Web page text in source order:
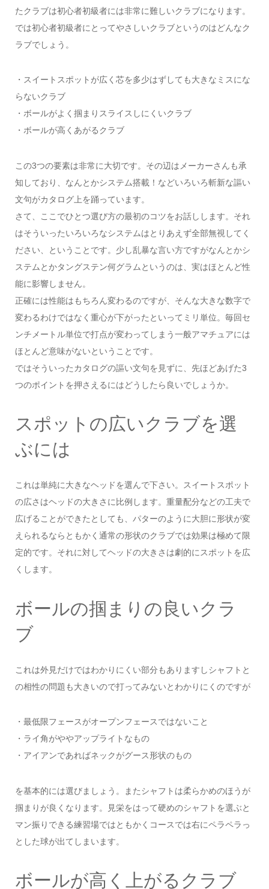
たクラブは初心者初級者には非常に難しいクラブになります。
では初心者初級者にとってやさしいクラブというのはどんなク
ラブでしょう。
・スイートスポットが広く芯を多少はずしても大きなミスにな
らないクラブ
・ボールがよく掴まりスライスしにくいクラブ
・ボールが高くあがるクラブ
この3つの要素は非常に大切です。その辺はメーカーさんも承
知しており、なんとかシステム搭載！などいろいろ斬新な謳い
文句がカタログ上を踊っています。
さて、ここでひとつ選び方の最初のコツをお話しします。それ
はそういったいろいろなシステムはとりあえず全部無視してく
ださい、ということです。少し乱暴な言い方ですがなんとかシ
ステムとかタングステン何グラムというのは、実はほとんど性
能に影響しません。
正確には性能はもちろん変わるのですが、そんな大きな数字で
変わるわけではなく重心が下がったといってミリ単位。毎回セ
ンチメートル単位で打点が変わってしまう一般アマチュアには
ほとんど意味がないということです。
ではそういったカタログの謳い文句を見ずに、先ほどあげた3
つのポイントを押さえるにはどうしたら良いでしょうか。
スポットの広いクラブを選
ぶには
これは単純に大きなヘッドを選んで下さい。スイートスポット
の広さはヘッドの大きさに比例します。重量配分などの工夫で
広げることができたとしても、パターのように大胆に形状が変
えられるならともかく通常の形状のクラブでは効果は極めて限
定的です。それに対してヘッドの大きさは劇的にスポットを広
くします。
ボールの掴まりの良いクラ
ブ
これは外見だけではわかりにくい部分もありますしシャフトと
の相性の問題も大きいので打ってみないとわかりにくのですが
・最低限フェースがオープンフェースではないこと
・ライ角がややアップライトなもの
・アイアンであればネックがグース形状のもの
を基本的には選びましょう。またシャフトは柔らかめのほうが
掴まりが良くなります。見栄をはって硬めのシャフトを選ぶと
マン振りできる練習場ではともかくコースでは右にペラペラっ
とした球が出てしまいます。
ボールが高く上がるクラブ